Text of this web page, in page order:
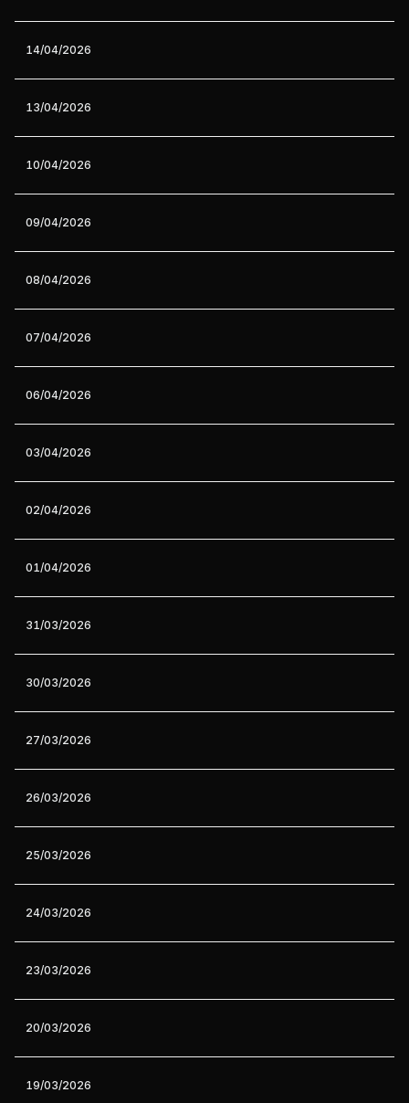
14/04/2026
13/04/2026
10/04/2026
09/04/2026
08/04/2026
07/04/2026
06/04/2026
03/04/2026
02/04/2026
01/04/2026
31/03/2026
30/03/2026
27/03/2026
26/03/2026
25/03/2026
24/03/2026
23/03/2026
20/03/2026
19/03/2026